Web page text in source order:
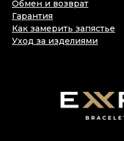
Обмен и возврат
Гарантия
Как замерить запястье
Уход за изделиями